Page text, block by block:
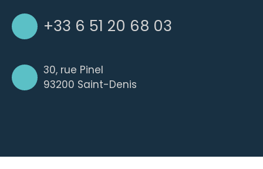
+33 6 51 20 68 03
30, rue Pinel
93200 Saint-Denis